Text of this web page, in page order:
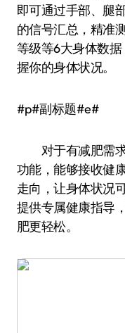
即可通过手部、腿
的信号汇总，精准
等级等6大身体数
握你的身体状况。
#p#副标题#e#
对于有减肥需求
功能，能够接收健
走向，让身体状况
提供专属健康指导
肥更轻松。